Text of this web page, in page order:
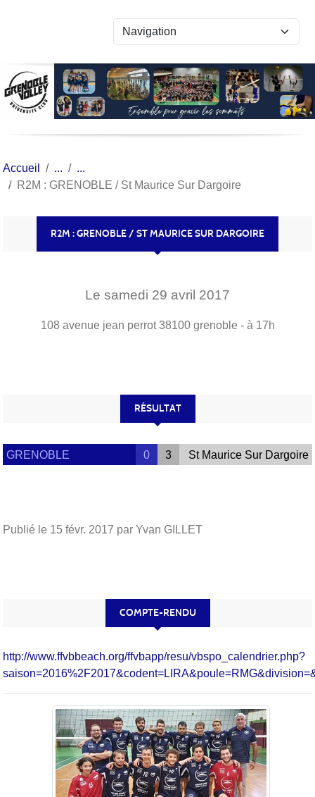
Accueil
R2M : GRENOBLE / St Maurice Sur Dargoire
R2M : GRENOBLE / ST MAURICE SUR DARGOIRE
Le samedi 29 avril 2017
108 avenue jean perrot38100 grenoble - à 17h
RÉSULTAT
GRENOBLE 0 3 St Maurice Sur Dargoire
Publié le 15 févr. 2017 par Yvan GILLET
COMPTE-RENDU
http://www.ffvbbeach.org/ffvbapp/resu/vbspo_calendrier.php?